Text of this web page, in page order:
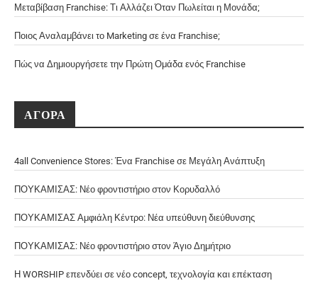
Μεταβίβαση Franchise: Τι Αλλάζει Όταν Πωλείται η Μονάδα;
Ποιος Αναλαμβάνει το Marketing σε ένα Franchise;
Πώς να Δημιουργήσετε την Πρώτη Ομάδα ενός Franchise
ΑΓΟΡΑ
4all Convenience Stores: Ένα Franchise σε Μεγάλη Ανάπτυξη
ΠΟΥΚΑΜΙΣΑΣ: Νέο φροντιστήριο στον Κορυδαλλό
ΠΟΥΚΑΜΙΣΑΣ Αμφιάλη Κέντρο: Νέα υπεύθυνη διεύθυνσης
ΠΟΥΚΑΜΙΣΑΣ: Νέο φροντιστήριο στον Άγιο Δημήτριο
Η WORSHIP επενδύει σε νέο concept, τεχνολογία και επέκταση